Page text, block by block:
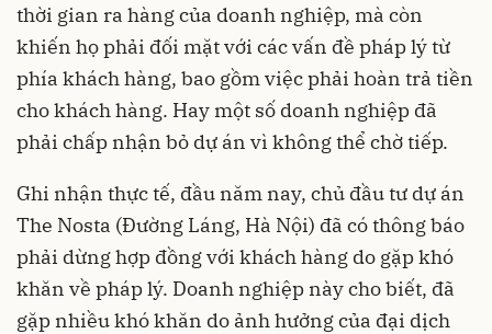
thời gian ra hàng của doanh nghiệp, mà còn
khiến họ phải đối mặt với các vấn đề pháp lý từ
phía khách hàng, bao gồm việc phải hoàn trả tiền
cho khách hàng. Hay một số doanh nghiệp đã
phải chấp nhận bỏ dự án vì không thể chờ tiếp.
Ghi nhận thực tế, đầu năm nay, chủ đầu tư dự án
The Nosta (Đường Láng, Hà Nội) đã có thông báo
phải dừng hợp đồng với khách hàng do gặp khó
khăn về pháp lý. Doanh nghiệp này cho biết, đã
gặp nhiều khó khăn do ảnh hưởng của đại dịch